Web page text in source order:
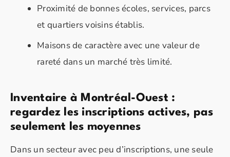
Proximité de bonnes écoles, services, parcs
et quartiers voisins établis.
Maisons de caractère avec une valeur de
rareté dans un marché très limité.
Inventaire à Montréal-Ouest :
regardez les inscriptions actives, pas
seulement les moyennes
Dans un secteur avec peu d’inscriptions, une seule